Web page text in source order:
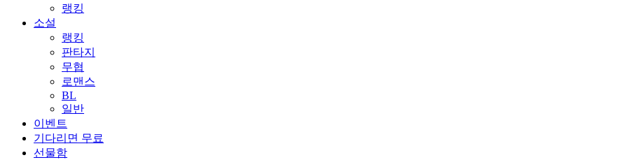
랭킹
소설
랭킹
판타지
무협
로맨스
BL
일반
이벤트
기다리면 무료
선물함